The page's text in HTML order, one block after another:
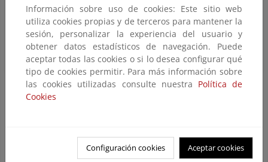
Madrid
Página web OIAC
Unidad de Información de Transparencia
(UIT)
Unidad de Información Ambiental (UIA)
Información sobre uso de cookies: Este sitio web
utiliza cookies propias y de terceros para mantener la
sesión, personalizar la experiencia del usuario y
obtener datos estadísticos de navegación. Puede
aceptar todas las cookies o si lo desea configurar qué
tipo de cookies permitir. Para más información sobre
las cookies utilizadas consulte nuestra Política de
Cookies
Configuración cookies Aceptar cookies